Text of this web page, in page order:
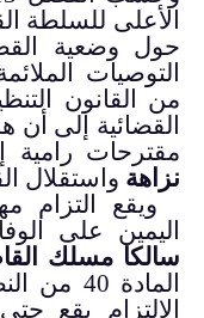
الأعلى للسلطة
حول وضعية
من القانون
القضائية إلى
مقترحات رامية
نزاهة واستقلال
ويقع التزام
اليمين على
سالكا مسلك
المادة
الالتزام يقع